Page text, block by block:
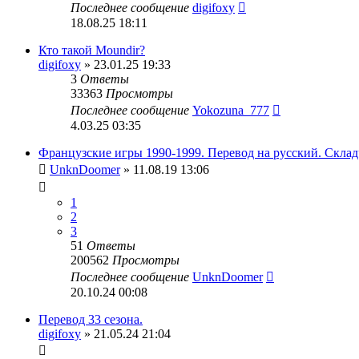
Последнее сообщение digifoxy
18.08.25 18:11
Кто такой Moundir?
digifoxy » 23.01.25 19:33
3 Ответы
33363 Просмотры
Последнее сообщение Yokozuna_777
4.03.25 03:35
Французские игры 1990-1999. Перевод на русский.
UnknDoomer» 11.08.19 13:06
1
2
3
51 Ответы
200562 Просмотры
Последнее сообщение UnknDoomer
20.10.24 00:08
Перевод 33 сезона.
digifoxy » 21.05.24 21:04